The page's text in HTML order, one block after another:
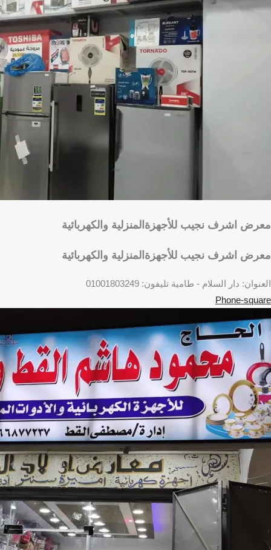
معرض اشرف نجيب للأجهزةالمنزلية والكهربائية
معرض اشرف نجيب للأجهزةالمنزلية والكهربائية
العنوان: دار السلام - طامية تليفون: 01001803249
Phone-square